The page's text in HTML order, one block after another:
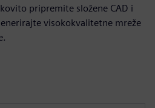
pripremite složene CAD i
visokokvalitetne mreže